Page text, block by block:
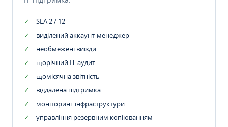
SLA 2 / 12
виділений аккаунт-менеджер
необмежені виїзди
щорічний IT-аудит
щомісячна звітність
віддалена підтримка
моніторинг інфраструктури
управління резервним копіюванням